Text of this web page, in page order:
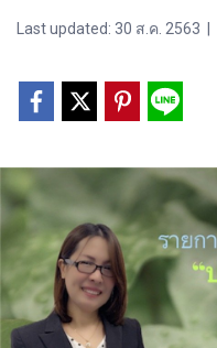
Last updated: 30 ส.ค. 2563